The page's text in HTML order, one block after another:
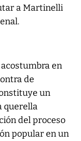
a Martinelli
en
de
un
querella
del proceso
popular en un